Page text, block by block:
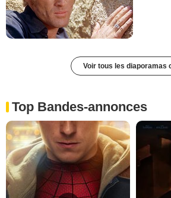
Voir tous les diaporamas
Top Bandes-annonces